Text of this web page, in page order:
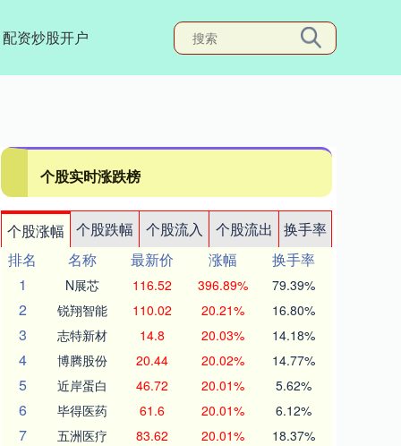
配资炒股开户
个股实时涨跌榜
个股涨幅 个股跌幅 个股流入 个股流出
换手率
排名
名称 最新价 涨幅
换手率
1
N展芯 116.52 396.89% 79.39%
2 锐翔智能 110.02 20.21% 16.80%
3 志特新材 14.8 20.03% 14.18%
4 博腾股份 20.44 20.02% 14.77%
5 近岸蛋白 46.72 20.01% 5.62%
6 毕得医药 61.6 20.01% 6.12%
7 五洲医疗 83.62 20.01% 18.37%